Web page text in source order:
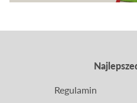
Regulamin